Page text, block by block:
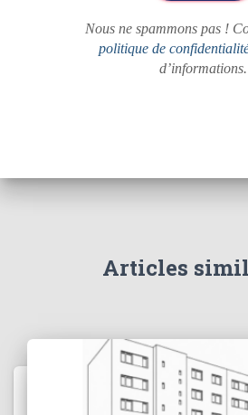
Nous ne spammons pas !
politique de
d’informations.
Articles